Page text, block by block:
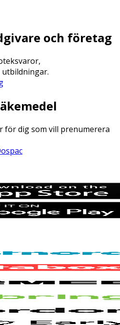
och företag
för dig som vill prenumerera